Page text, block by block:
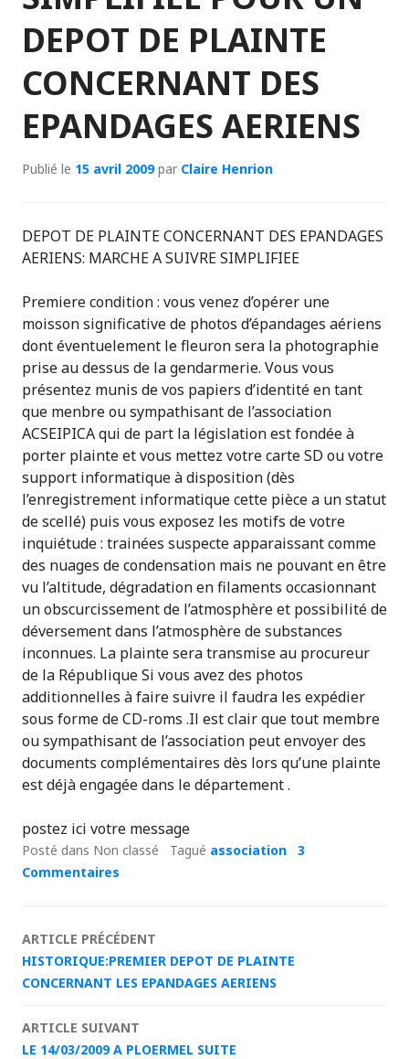
DEPOT DE PLAINTE
CONCERNANT DES
EPANDAGES AERIENS
Publié le 15 avril 2009par Claire Henrion
DEPOT DE PLAINTE CONCERNANT DES EPANDAGES
AERIENS: MARCHE A SUIVRE SIMPLIFIEE
Premiere condition : vous venez d’opérer une
moisson significative de photos d’épandages aériens
dont éventuelement le fleuron sera la photographie
prise au dessus de la gendarmerie. Vous vous
présentez munis de vos papiers d’identité en tant
que menbre ou sympathisant de l’association
ACSEIPICA qui de part la législation est fondée à
porter plainte et vous mettez votre carte SD ou votre
support informatique à disposition (dès
l’enregistrement informatique cette pièce a un statut
de scellé) puis vous exposez les motifs de votre
inquiétude : trainées suspecte apparaissant comme
des nuages de condensation mais ne pouvant en être
vu l’altitude, dégradation en filaments occasionnant
un obscurcissement de l’atmosphère et possibilité de
déversement dans l’atmosphère de substances
inconnues. La plainte sera transmise au procureur
de la République Si vous avez des photos
additionnelles à faire suivre il faudra les expédier
sous forme de CD-roms .Il est clair que tout membre
ou sympathisant de l’association peut envoyer des
documents complémentaires dès lors qu’une plainte
est déjà engagée dans le département .
postez ici votre message
Posté dans Non classé Tagué association
3
Commentaires
Navigation
des
articles
ARTICLE PRÉCÉDENT
HISTORIQUE:PREMIER DEPOT DE PLAINTE
CONCERNANT LES EPANDAGES AERIENS
ARTICLE SUIVANT
LE 14/03/2009 A PLOERMEL SUITE